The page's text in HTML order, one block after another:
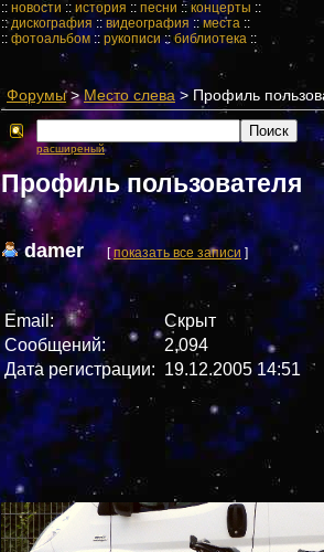
:: новости :: история :: песни :: концерты ::
::дискография :: видеография ::места ::
:: фотоальбом::рукописи::библиотека ::
Форумы>Место слева> Профиль
расширеный
Профиль пользователя
damer [показать все записи ]
Email:
Скрыт
Сообщений:
2,094
Дата регистрации: 19.12.2005 14:51